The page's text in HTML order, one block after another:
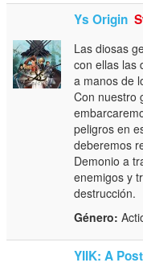
Ys Origin
Las diosas
con ellas las
a manos de
Con nuestro
peligros en
deberemos
Demonio a
enemigos y
destrucción.
Género:
YIIK: A